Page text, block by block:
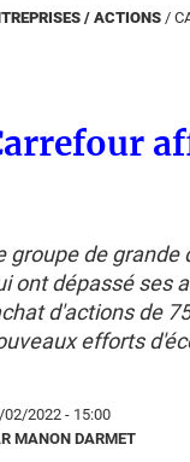
/ ACTIONS/
groupe de
ont dépassé ses
d'actions de
efforts
02/2022 - 15:00
MANON DARMET